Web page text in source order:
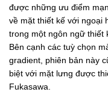
được những ưu điểm
về mặt thiết kế với ngoại
trong một ngôn ngữ thiết
Bên cạnh các tuỳ chọn
gradient, phiên bản này
biệt với mặt lưng được
Fukasawa.